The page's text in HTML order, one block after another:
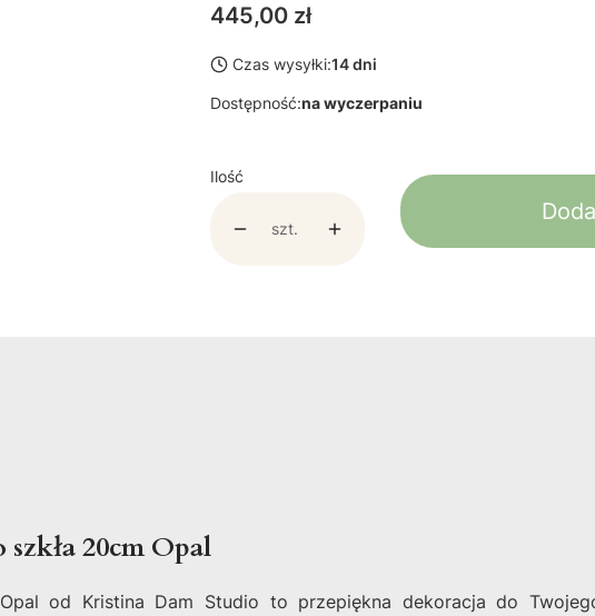
Cena
445,00 zł
Czas wysyłki:14 dni
Dostępność:na wyczerpaniu
Ilość
szt.
20cm Opal
od Kristina Dam Studio to przepiękna dekoracja do